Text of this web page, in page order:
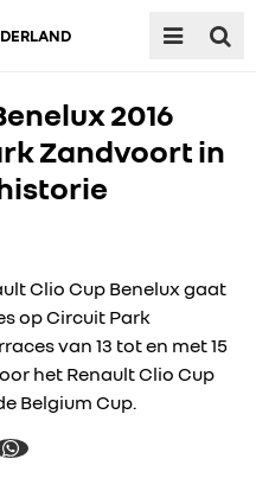
2016
Zandvoort in
Clio Cup Benelux gaat
op Circuit Park
van 13 tot en met 15
het Renault Clio Cup
Belgium Cup.